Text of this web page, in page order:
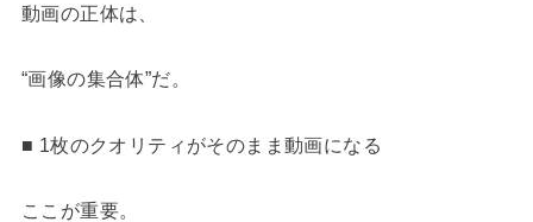
動画の正体は、
“画像の集合体”だ。
■ 1枚のクオリティがそのまま動画になる
ここが重要。